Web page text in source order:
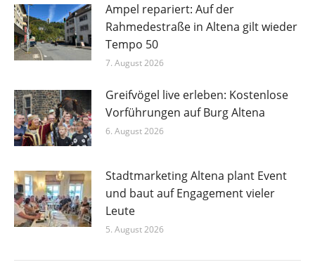
Ampel repariert: Auf der
Rahmedestraße in Altena gilt wieder
Tempo 50
7. August 2026
Greifvögel live erleben: Kostenlose
Vorführungen auf Burg Altena
6. August 2026
Stadtmarketing Altena plant Event
und baut auf Engagement vieler
Leute
5. August 2026